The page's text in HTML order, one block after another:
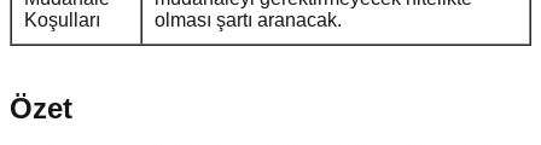
Koşulları
olması şartı aranacak.
Özet